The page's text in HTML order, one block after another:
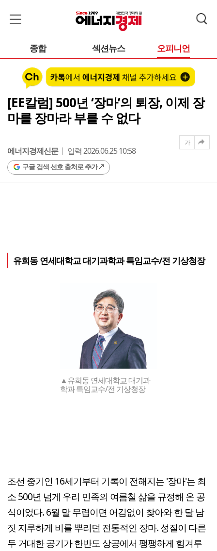
종합 섹션뉴스 오피니언
[EE칼럼] 500년 ‘장마’의 퇴장, 이제 장
마를 장마라 부를 수 없다
에너지경제신문 입력 2026.06.25 10:58
구글 검색 선호 출처로 추가
가
유희동 연세대학교 대기과학과 특임교수/전 기상청장
▲유희동 연세대학교 대기과
학과 특임교수/전 기상청장
조선 중기인 16세기부터 기록이 전해지는 '장마'는 최
소 500년 넘게 우리 민족의 여름철 삶을 규정해 온 공
식이었다. 6월 말 무렵이면 어김없이 찾아와 한 달 남
짓 지루하게 비를 뿌리던 전통적인 장마. 성질이 다른
두 거대한 공기가 한반도 상공에서 팽팽하게 힘겨루